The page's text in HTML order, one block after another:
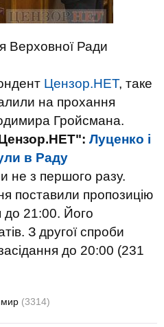
Верховної Ради
Цензор.НЕТ, таке
на прохання
Гройсмана.
Луценко і
в Раду
не з першого разу.
поставили пропозицію
до 21:00. Його
З другої спроби
до 20:00 (231
(3314)